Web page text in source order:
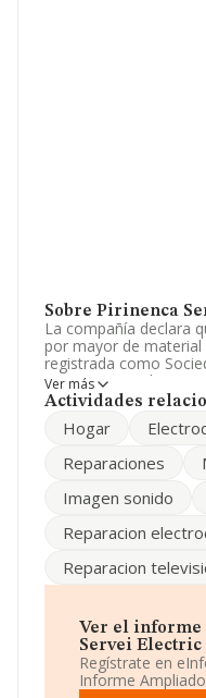
Sobre Pirinenca
La compañía declara
por mayor de
registrada como
es 'Comercio al por
industria textil y de
mercados exteriores.
El número de
INFORMA, ese
los distintos rankings:
2024, pasando del
por ejemplo:Tofilm
en cambio, el ranking
España S.LyDuma
ranking nacional, ha
Ver más
Actividades
Hogar
Reparaciones
Imagen sonido
Reparacion
Reparacion
Ver el informe
Servei Electric
Regístrate en
Informe